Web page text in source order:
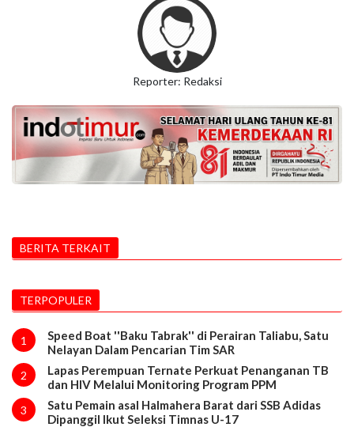
Reporter: Redaksi
BERITA TERKAIT
TERPOPULER
1
Speed Boat ''Baku Tabrak'' di Perairan Taliabu, Satu
Nelayan Dalam Pencarian Tim SAR
2
Lapas Perempuan Ternate Perkuat Penanganan TB
dan HIV Melalui Monitoring Program PPM
3
Satu Pemain asal Halmahera Barat dari SSB Adidas
Dipanggil Ikut Seleksi Timnas U-17